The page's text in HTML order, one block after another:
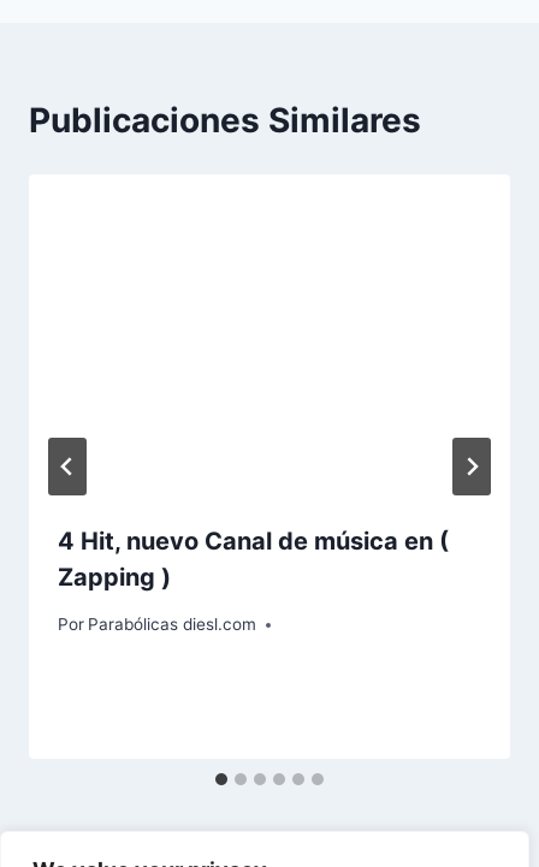
Publicaciones Similares
4 Hit, nuevo Canal de música en (
Zapping )
Por Parabólicas diesl.com